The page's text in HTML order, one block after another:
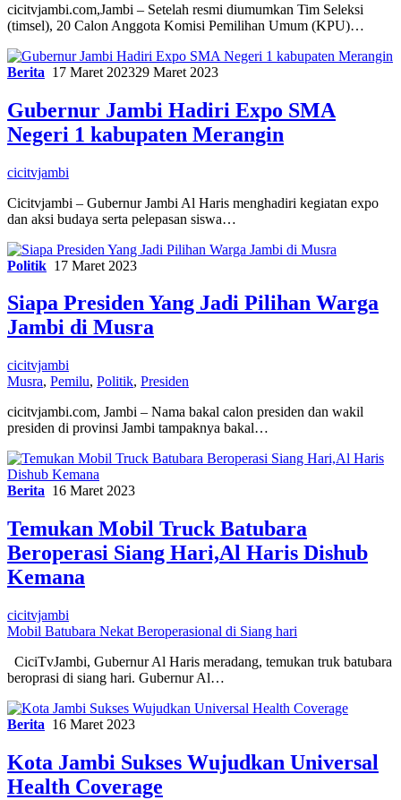
cicitvjambi.com,Jambi – Setelah resmi diumumkan Tim Seleksi
(timsel), 20 Calon Anggota Komisi Pemilihan Umum (KPU)…
Berita 17 Maret 202329 Maret 2023
Gubernur Jambi Hadiri Expo SMA
Negeri 1 kabupaten Merangin
cicitvjambi
Cicitvjambi – Gubernur Jambi Al Haris menghadiri kegiatan expo
dan aksi budaya serta pelepasan siswa…
Politik 17 Maret 2023
Siapa Presiden Yang Jadi Pilihan Warga
Jambi di Musra
cicitvjambi
Musra, Pemilu, Politik, Presiden
cicitvjambi.com, Jambi – Nama bakal calon presiden dan wakil
presiden di provinsi Jambi tampaknya bakal…
Berita 16 Maret 2023
Temukan Mobil Truck Batubara
Beroperasi Siang Hari,Al Haris Dishub
Kemana
cicitvjambi
Mobil Batubara Nekat Beroperasional di Siang hari
CiciTvJambi, Gubernur Al Haris meradang, temukan truk batubara
beroprasi di siang hari. Gubernur Al…
Berita 16 Maret 2023
Kota Jambi Sukses Wujudkan Universal
Health Coverage